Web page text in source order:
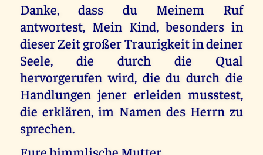
Danke, dass du Meinem Ruf
antwortest, Mein Kind, besonders in
dieser Zeit großer Traurigkeit in deiner
Seele, die durch die Qual
hervorgerufen wird, die du durch die
Handlungen jener erleiden musstest,
die erklären, im Namen des Herrn zu
sprechen.